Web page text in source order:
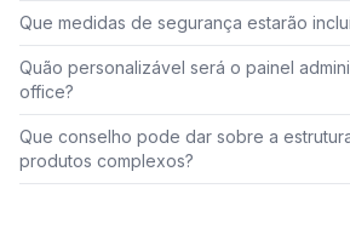
Que medidas de segurança estarão
Quão personalizável será o painel
office?
Que conselho pode dar sobre a
produtos complexos?